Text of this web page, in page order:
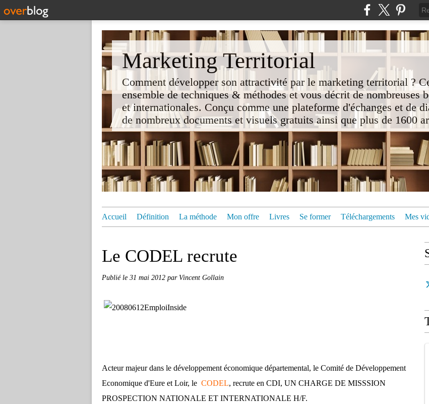
Marketing Territorial
Comment développer son attractivité par le marketing territorial ?
ensemble de techniques & méthodes et vous décrit de nombreuses
et internationales. Conçu comme une plateforme d'échanges et de
de nombreux documents et visuels gratuits ainsi que plus de 1600
Accueil Définition La méthode Mon offre Livres Se former Téléchargements Mes
Le CODEL recrute
Publié le 31 mai 2012 par Vincent Gollain
Acteur majeur dans le développement économique départemental, le Comité de Développement
Economique d'Eure et Loir, le CODEL, recrute en CDI, UN CHARGE DE MISSSION
PROSPECTION NATIONALE ET INTERNATIONALE H/F.